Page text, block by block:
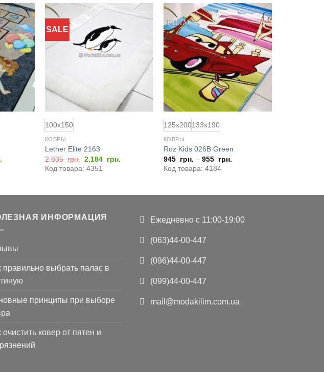
SALE
Добавить
избранное
100x150
КОВРЫ
Lether Elite 2163
2.835грн. Первоначальная
цена
составляла
2.184 грн.
Код товара: 4351
Добавить
в
избранное
125x200133x190
КОВРЫ
Roz Kids 026B Green
945 грн. – 955 грн.
Код товара: 4184
ИНФОРМАЦИЯ
правильно выбрать палас в
принципы при выборе
очистить ковер от пятен и
Ежедневно с 11:00-19:00
(063)44-00-447
(096)44-00-447
(099)44-00-447
mail@modakilim.com.ua